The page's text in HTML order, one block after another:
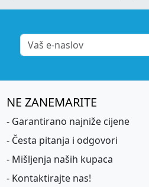
NE ZANEMARITE
- Garantirano najniže cijene
- Česta pitanja i odgovori
- Mišljenja naših kupaca
- Kontaktirajte nas!